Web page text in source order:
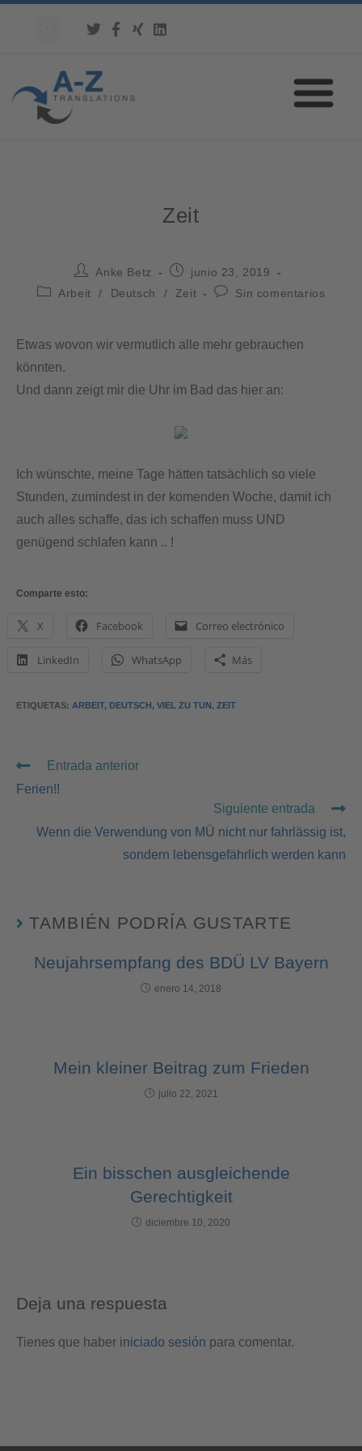
Zeit
Anke Betz
junio 23, 2019
Arbeit
/ Deutsch / Zeit Sin comentarios
Etwas wovon wir vermutlich alle mehr gebrauchen
könnten.
Und dann zeigt mir die Uhr im Bad das hier an:
Ich wünschte, meine Tage hätten tatsächlich so viele
Stunden, zumindest in der komenden Woche, damit ich
auch alles schaffe, das ich schaffen muss UND
genügend schlafen kann .. !
Comparte esto:
X Facebook Correo electrónico
LinkedIn WhatsApp Más
ETIQUETAS: ARBEIT, DEUTSCH, VIEL ZU TUN, ZEIT
Entrada anterior
Ferien!!
Siguiente entrada
Wenn die Verwendung von MÜ nicht nur fahrlässig ist,
sondern lebensgefährlich werden kann
TAMBIÉN PODRÍA GUSTARTE
Neujahrsempfang des BDÜ LV Bayern
enero 14, 2018
Mein kleiner Beitrag zum Frieden
julio 22, 2021
Ein bisschen ausgleichende
Gerechtigkeit
diciembre 10, 2020
Deja una respuesta
Tienes que haber iniciado sesión para comentar.